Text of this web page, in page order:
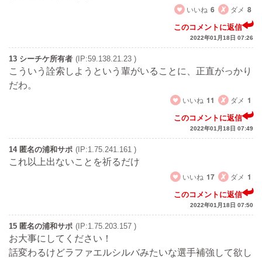
いいね 6 ダメ 8
このコメントに返信
2022年01月18日 07:26
13 シーチケ所有者 (IP:59.138.21.23 )
こういう詮索しようという輩がいることに、正直がっかり
だわ。
いいね 11 ダメ 1
このコメントに返信
2022年01月18日 07:49
14 匿名の浦和サポ (IP:1.75.241.161 )
これ以上出ないことを祈るだけ
いいね 17 ダメ 1
このコメントに返信
2022年01月18日 07:50
15 匿名の浦和サポ (IP:1.75.203.157 )
お大事にしてください！
話変わるけどラファエルシルバみたいな選手補強して欲し